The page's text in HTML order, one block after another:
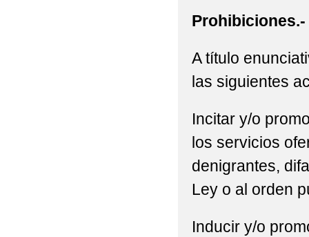
Prohibiciones.-
A título
las siguientes
Incitar y/o
los servicios
denigrantes,
Ley o al orden
Inducir y/o